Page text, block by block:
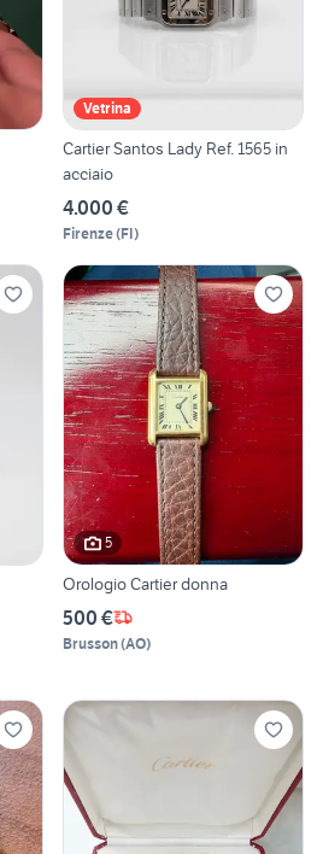
Vetrina
Cartier Santos Lady Ref. 1565 in
acciaio
4.000 €
Firenze(FI)
5
Orologio Cartier donna
500 €
Brusson(AO)